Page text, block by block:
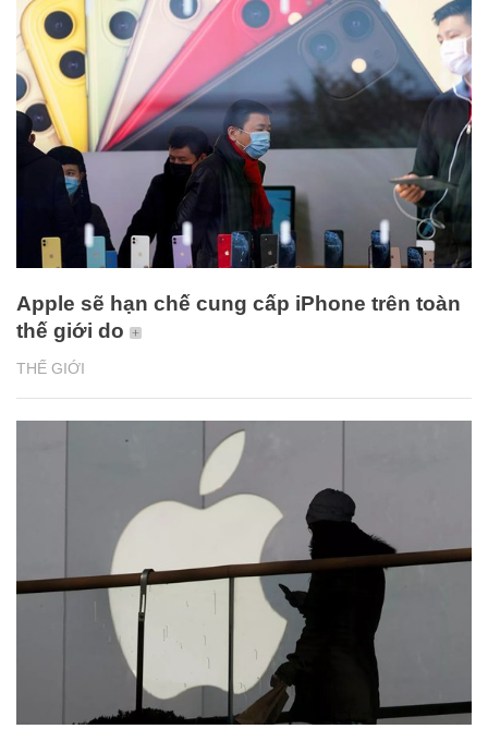
THẾ GIỚI
Apple sẽ hạn chế cung cấp iPhone trên toàn
thế giới do